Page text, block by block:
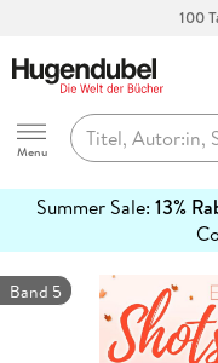
100
Hugendubel
Menu
Summer Sale: 13%
erfahren
Band 5